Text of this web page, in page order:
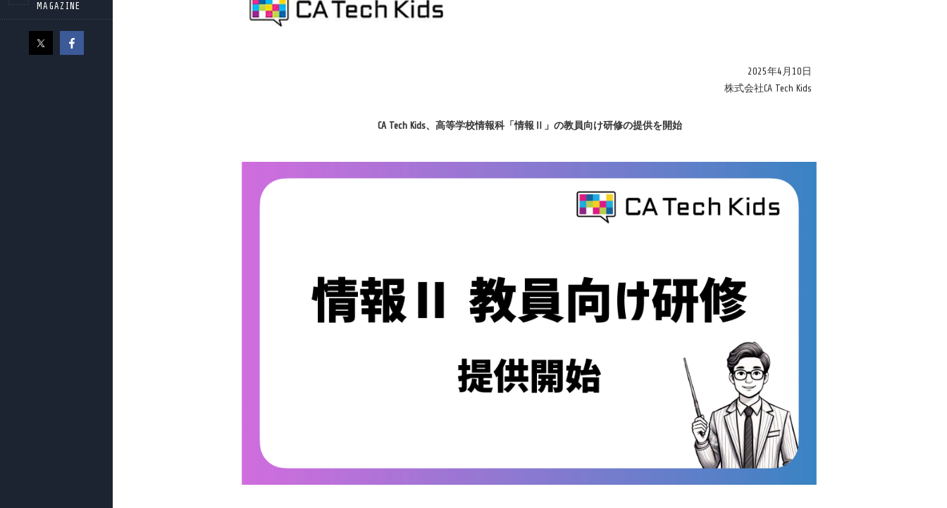
MAGAZINE
2025年4月10日
株式会社CA Tech Kids
CA Tech Kids、高等学校情報科「情報Ⅱ」の教員向け研修の提供を開始